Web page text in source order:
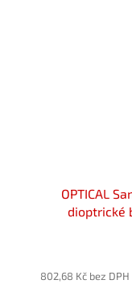
OPTICAL
dioptrické
802,68 Kč bez DPH